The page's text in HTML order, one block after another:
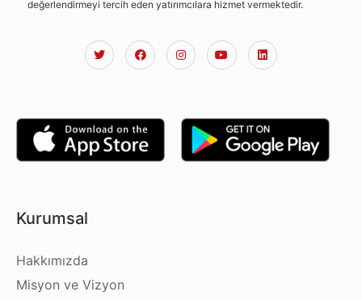
değerlendirmeyi tercih eden yatırımcılara hizmet vermektedir.
Kurumsal
Hakkımızda
Misyon ve Vizyon